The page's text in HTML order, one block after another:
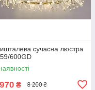
сучасна люстра
600GD
₴ 8 200 ₴